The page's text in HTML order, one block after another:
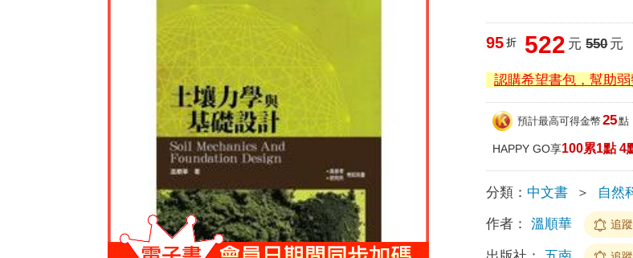
95 折 522 元 550元
認購希望書包，幫助弱
預計最高可得金幣 25點
HAPPY GO享100累1點 4
分類： 中文書 ＞ 自然
作者： 溫順華 追蹤